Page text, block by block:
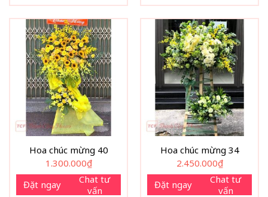
Hoa chúc mừng 40
1.300.000₫
Đặt ngay
Chat tư
vấn
Hoa chúc mừng 34
2.450.000₫
Đặt ngay
Chat tư
vấn